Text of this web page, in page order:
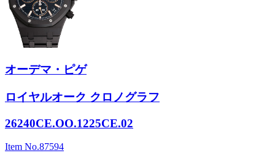
オーデマ・ピゲ
ロイヤルオーク クロノグラフ
26240CE.OO.1225CE.02
Item No.87594